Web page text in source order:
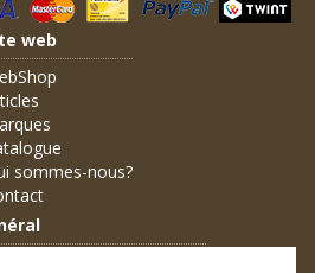
web
sommes-nous?